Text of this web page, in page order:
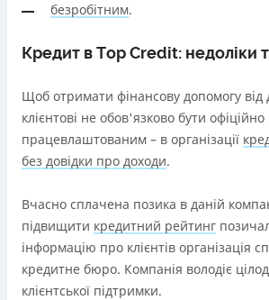
безробітним.
Кредит в Tор Credit: недоліки
Щоб отримати фінансову допомогу
клієнтові не обов'язково бути офіційно
працевлаштованим – в організації
без довідки про доходи.
Вчасно сплачена позика в даній
підвищити кредитний рейтинг
інформацію про клієнтів організація
кредитне бюро. Компанія володіє
клієнтської підтримки.